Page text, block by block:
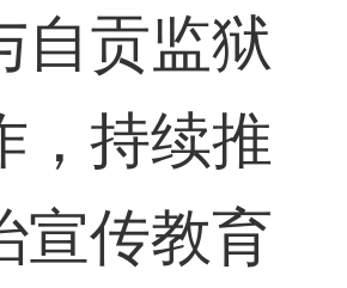
自贡监狱
，持续推
宣传教育